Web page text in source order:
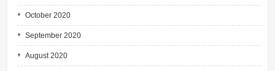
October 2020
September 2020
August 2020